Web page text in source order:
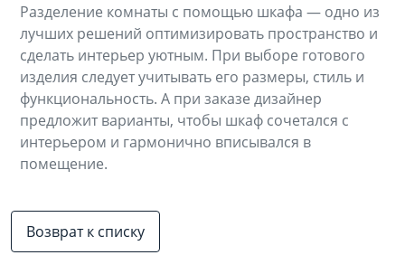
Разделение комнаты с помощью шкафа — одно из
лучших решений оптимизировать пространство и
сделать интерьер уютным. При выборе готового
изделия следует учитывать его размеры, стиль и
функциональность. А при заказе дизайнер
предложит варианты, чтобы шкаф сочетался с
интерьером и гармонично вписывался в
помещение.
Возврат к списку